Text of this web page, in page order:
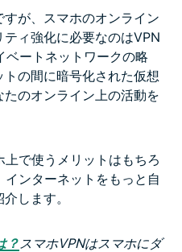
が、スマホのオンライン
ティ強化に必要なのはVPN
ベートネットワークの略
の間に暗号化された仮想
のオンライン上の活動を
で使うメリットはもちろ
ンターネットをもっと自
します。
？ スマホVPNはスマホにダ